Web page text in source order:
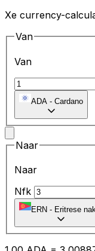
Xe currency-
Van
Van
ADA - Cardano
Naar
Naar
Nfk
ERN - Eritrese